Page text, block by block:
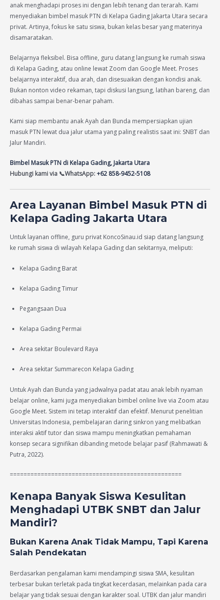
anak menghadapi proses ini dengan lebih tenang dan terarah. Kami
menyediakan bimbel masuk PTN di Kelapa Gading Jakarta Utara secara
privat. Artinya, fokus ke satu siswa, bukan kelas besar yang materinya
disamaratakan.
Belajarnya fleksibel. Bisa offline, guru datang langsung ke rumah siswa
di Kelapa Gading, atau online lewat Zoom dan Google Meet. Proses
belajarnya interaktif, dua arah, dan disesuaikan dengan kondisi anak.
Bukan nonton video rekaman, tapi diskusi langsung, latihan bareng, dan
dibahas sampai benar-benar paham.
Kami siap membantu anak Ayah dan Bunda mempersiapkan ujian
masuk PTN lewat dua jalur utama yang paling realistis saat ini: SNBT dan
Jalur Mandiri.
Bimbel Masuk PTN di Kelapa Gading, Jakarta Utara
Hubungi kami via 📞WhatsApp:+62 858-9452-5108
Area Layanan Bimbel Masuk PTN di
Kelapa Gading Jakarta Utara
Untuk layanan offline, guru privat KoncoSinau.id siap datang langsung
ke rumah siswa di wilayah Kelapa Gading dan sekitarnya, meliputi:
Kelapa Gading Barat
Kelapa Gading Timur
Pegangsaan Dua
Kelapa Gading Permai
Area sekitar Boulevard Raya
Area sekitar Summarecon Kelapa Gading
Untuk Ayah dan Bunda yang jadwalnya padat atau anak lebih nyaman
belajar online, kami juga menyediakan bimbel online live via Zoom atau
Google Meet. Sistem ini tetap interaktif dan efektif. Menurut penelitian
Universitas Indonesia, pembelajaran daring sinkron yang melibatkan
interaksi aktif tutor dan siswa mampu meningkatkan pemahaman
konsep secara signifikan dibanding metode belajar pasif (Rahmawati &
Putra, 2022).
==================================================
Kenapa Banyak Siswa Kesulitan
Menghadapi UTBK SNBT dan Jalur
Mandiri?
Bukan Karena Anak Tidak Mampu, Tapi Karena
Salah Pendekatan
Berdasarkan pengalaman kami mendampingi siswa SMA, kesulitan
terbesar bukan terletak pada tingkat kecerdasan, melainkan pada cara
belajar yang tidak sesuai dengan karakter soal. UTBK dan jalur mandiri